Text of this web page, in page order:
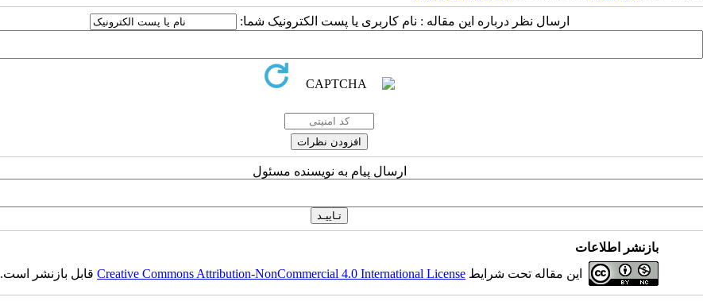
ارسال نظر درباره این مقاله : نام کاربری یا پست الکترونیک شما:
ارسال پیام به نویسنده مسئول
بازنشر اطلاعات
این مقاله تحت شرایط Creative Commons Attribution-NonCommercial 4.0 International Licenseقابل بازنشر است.